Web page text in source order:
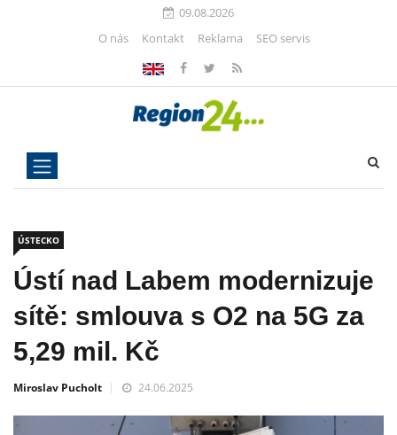
09.08.2026
O nás
Kontakt Reklama SEO servis
ÚSTECKO
Ústí nad Labem modernizuje
sítě: smlouva s O2 na 5G za
5,29 mil. Kč
Miroslav Pucholt 24.06.2025